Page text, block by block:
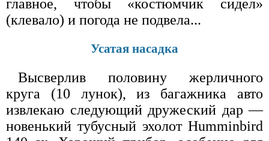
главное, чтобы «костюмчик сидел»
(клевало) и погода не подвела...
Усатая насадка
Высверлив половину жерличного
круга (10 лунок), из багажника авто
извлекаю следующий дружеский дар —
новенький тубусный эхолот Humminbird